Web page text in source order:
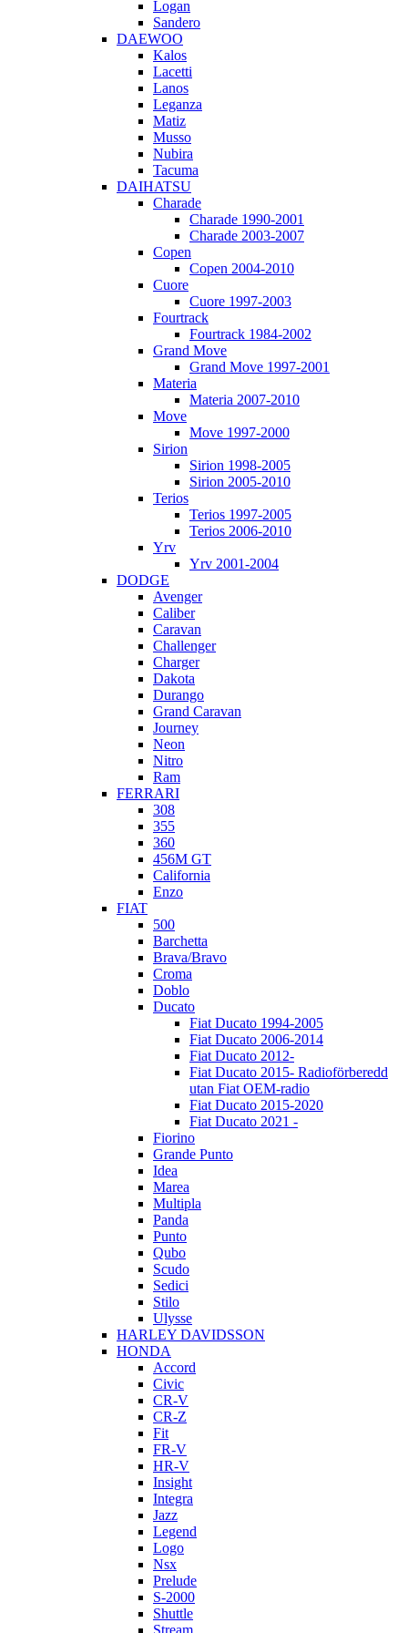
Logan
Sandero
DAEWOO
Kalos
Lacetti
Lanos
Leganza
Matiz
Musso
Nubira
Tacuma
DAIHATSU
Charade
Charade 1990-2001
Charade 2003-2007
Copen
Copen 2004-2010
Cuore
Cuore 1997-2003
Fourtrack
Fourtrack 1984-2002
Grand Move
Grand Move 1997-2001
Materia
Materia 2007-2010
Move
Move 1997-2000
Sirion
Sirion 1998-2005
Sirion 2005-2010
Terios
Terios 1997-2005
Terios 2006-2010
Yrv
Yrv 2001-2004
DODGE
Avenger
Caliber
Caravan
Challenger
Charger
Dakota
Durango
Grand Caravan
Journey
Neon
Nitro
Ram
FERRARI
308
355
360
456M GT
California
Enzo
FIAT
500
Barchetta
Brava/Bravo
Croma
Doblo
Ducato
Fiat Ducato 1994-2005
Fiat Ducato 2006-2014
Fiat Ducato 2012-
Fiat Ducato 2015- Radioförberedd
utan Fiat OEM-radio
Fiat Ducato 2015-2020
Fiat Ducato 2021 -
Fiorino
Grande Punto
Idea
Marea
Multipla
Panda
Punto
Qubo
Scudo
Sedici
Stilo
Ulysse
HARLEY DAVIDSSON
HONDA
Accord
Civic
CR-V
CR-Z
Fit
FR-V
HR-V
Insight
Integra
Jazz
Legend
Logo
Nsx
Prelude
S-2000
Shuttle
Stream